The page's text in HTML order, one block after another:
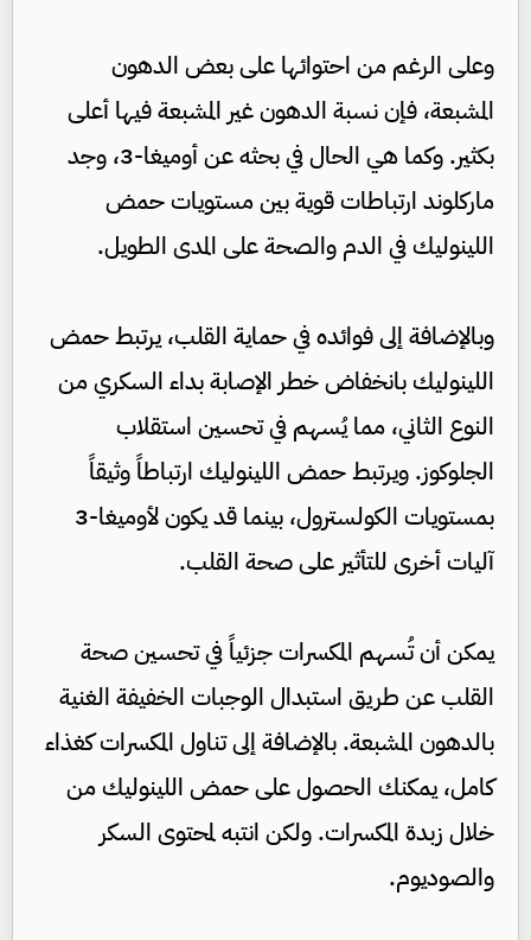
وعلى الرغم من احتوائها على بعض الدهون
المشبعة، فإن نسبة الدهون غير المشبعة فيها أعلى
بكثير. وكما هي الحال في بحثه عن أوميغا-3، وجد
ماركلوند ارتباطات قوية بين مستويات حمض
اللينوليك في الدم والصحة على المدى الطويل.
وبالإضافة إلى فوائده في حماية القلب، يرتبط حمض
اللينوليك بانخفاض خطر الإصابة بداء السكري من
النوع الثاني، مما يُسهم في تحسين استقلاب
الجلوكوز. ويرتبط حمض اللينوليك ارتباطاً وثيقاً
بمستويات الكولسترول، بينما قد يكون لأوميغا-3
آليات أخرى للتأثير على صحة القلب.
يمكن أن تُسهم المكسرات جزئياً في تحسين صحة
القلب عن طريق استبدال الوجبات الخفيفة الغنية
بالدهون المشبعة. بالإضافة إلى تناول المكسرات كغذاء
كامل، يمكنك الحصول على حمض اللينوليك من
خلال زبدة المكسرات. ولكن انتبه لمحتوى السكر
والصوديوم.